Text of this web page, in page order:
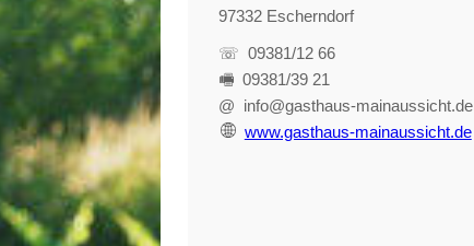
97332 Escherndorf
☏ 09381/12 66
🖷 09381/39 21
@ info@gasthaus-mainaussicht.de
www.gasthaus-mainaussicht.de